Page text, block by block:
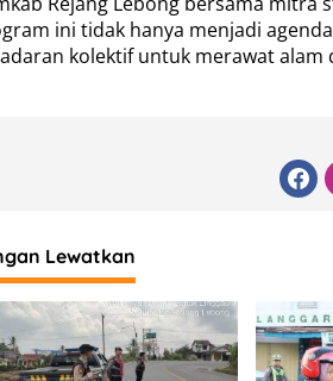
ini tidak hanya menjadi
kolektif untuk merawat alam
Lewatkan